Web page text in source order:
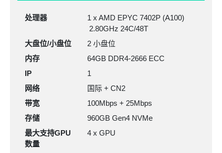
处理器
1 x AMD EPYC 7402P (A100)
2.80GHz 24C/48T
大盘位/小盘位
2 小盘位
内存
64GB DDR4-2666 ECC
IP
1
网络
国际 + CN2
带宽
100Mbps + 25Mbps
存储
960GB Gen4 NVMe
最大支持GPU
数量
4 x GPU